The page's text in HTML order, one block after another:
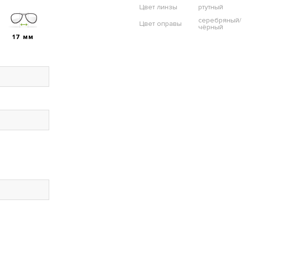
Цвет линзы
ртутный
Цвет оправы
серебряный/
чёрный
17 мм